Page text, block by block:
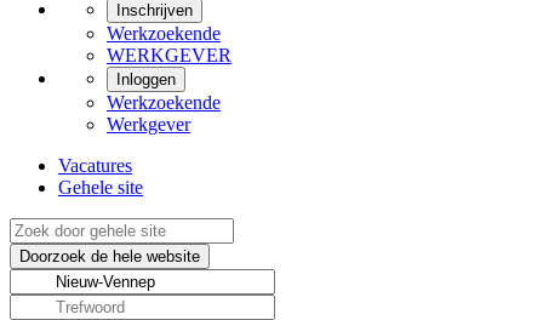
Inschrijven
Werkzoekende
WERKGEVER
Inloggen
Werkzoekende
Werkgever
Vacatures
Gehele site